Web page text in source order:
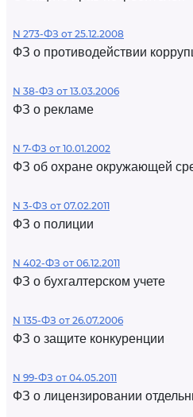
N 273-ФЗ от 25.12.2008
ФЗ о противодействии
N 38-ФЗ от 13.03.2006
ФЗ о рекламе
N 7-ФЗ от 10.01.2002
ФЗ об охране окружающей
N 3-ФЗ от 07.02.2011
ФЗ о полиции
N 402-ФЗ от 06.12.2011
ФЗ о бухгалтерском учете
N 135-ФЗ от 26.07.2006
ФЗ о защите конкуренции
N 99-ФЗ от 04.05.2011
ФЗ о лицензировании